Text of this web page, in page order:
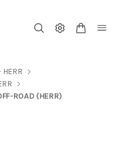
HERR
ROAD (HERR)